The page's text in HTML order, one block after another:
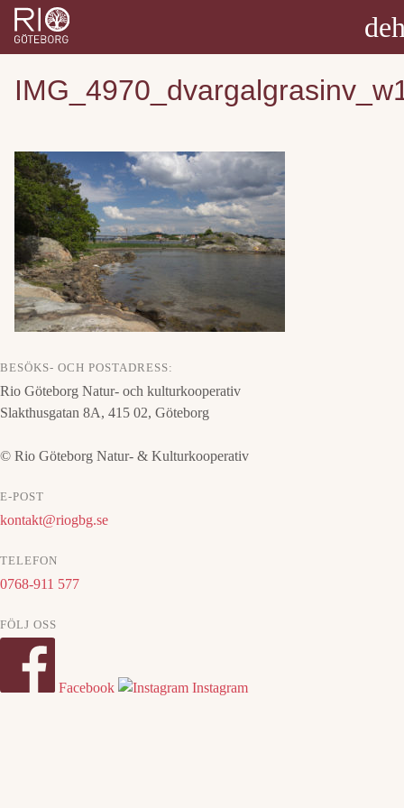
BESÖKS- OCH POSTADRESS:
Rio Göteborg Natur- och kulturkooperativ
Slakthusgatan 8A, 415 02, Göteborg
© Rio Göteborg Natur- & Kulturkooperativ
E-POST
kontakt@riogbg.se
TELEFON
0768-911 577
FÖLJ OSS
Facebook Instagram